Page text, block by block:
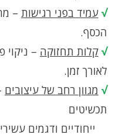
√ עמיד בפני רגישות –
הכסף.
√ קלות תחזוקה –
לאורך זמן.
√ מגוון רחב של עיצובים
תכשיטים
ייחודיים ודגמים